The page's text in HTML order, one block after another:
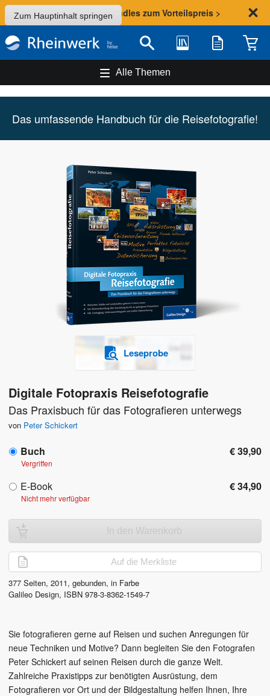
Zum Hauptinhalt springen
Sommer-Aktion: Bundles zum Vorteilspreis >
Suche Bibliothek Merkliste
Alle Themen
Das umfassende Handbuch für die Reisefotografie!
Leseprobe
Digitale Fotopraxis Reisefotografie
Das Praxisbuch für das Fotografieren unterwegs
von Peter Schickert
Buch € 39,90
Vergriffen
E-Book € 34,90
Nicht mehr verfügbar
In den Warenkorb
Auf die Merkliste
377 Seiten, 2011, gebunden, in Farbe
Galileo Design, ISBN 978-3-8362-1549-7
Sie fotografieren gerne auf Reisen und suchen Anregungen für
neue Techniken und Motive? Dann begleiten Sie den Fotografen
Peter Schickert auf seinen Reisen durch die ganze Welt.
Zahlreiche Praxistipps zur benötigten Ausrüstung, dem
Fotografieren vor Ort und der Bildgestaltung helfen Ihnen, Ihre